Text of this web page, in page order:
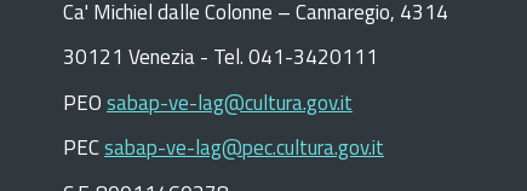
Ca' Michiel dalle Colonne – Cannaregio, 4314
30121 Venezia - Tel. 041-3420111
PEOsabap-ve-lag@cultura.gov.it
PECsabap-ve-lag@pec.cultura.gov.it